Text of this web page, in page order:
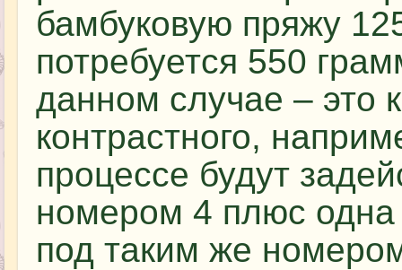
бамбуковую пряжу
потребуется 550
данном случае – это
контрастного,
процессе будут
номером 4 плюс одна
под таким же